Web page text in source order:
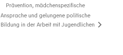
Prävention, mädchenspezifische
Ansprache und gelungene politische
Bildung in der Arbeit mit Jugendlichen